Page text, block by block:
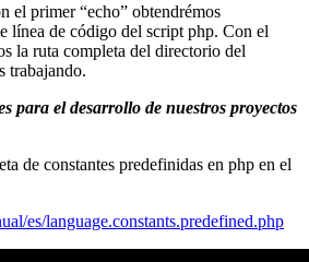
el primer “echo” obtendrémos
línea de código del script php. Con el
la ruta completa del directorio del
trabajando.
para el desarrollo de nuestros proyectos
de constantes predefinidas en php en el
es/language.constants.predefined.php